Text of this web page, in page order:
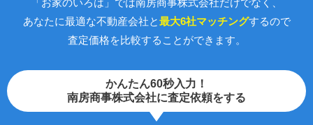
あなたに最適な不動産会社と最大6社マッチングするので
査定価格を比較することができます。
かんたん60秒入力！
南房商事株式会社に査定依頼をする